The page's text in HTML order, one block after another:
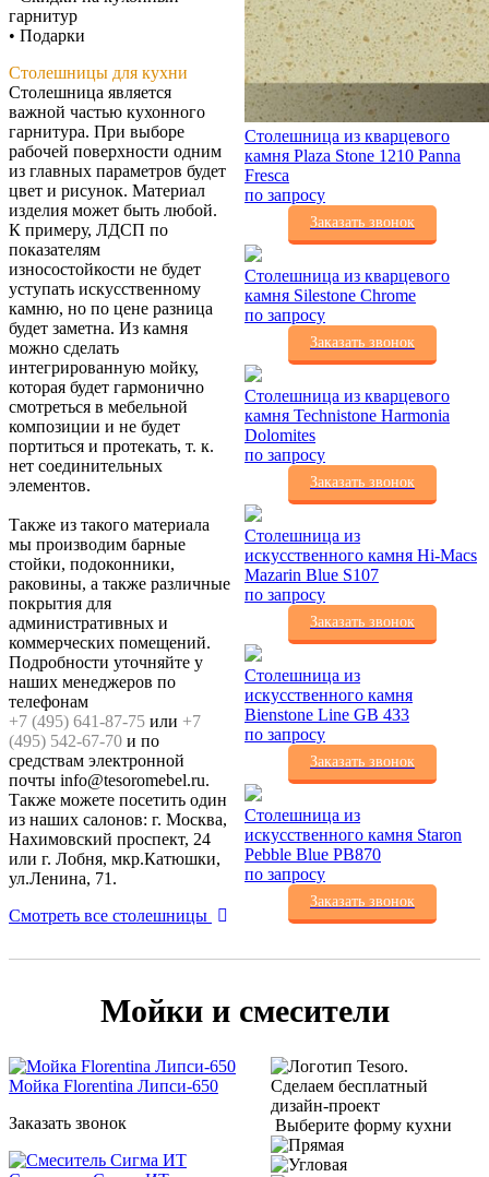
гарнитур
• Подарки
Столешницы для кухни
Столешница является
важной частью кухонного
гарнитура. При выборе
рабочей поверхности одним
из главных параметров будет
цвет и рисунок. Материал
изделия может быть любой.
К примеру, ЛДСП по
показателям
износостойкости не будет
уступать искусственному
камню, но по цене разница
будет заметна. Из камня
можно сделать
интегрированную мойку,
которая будет гармонично
смотреться в мебельной
композиции и не будет
портиться и протекать, т. к.
нет соединительных
элементов.
Также из такого материала
мы производим барные
стойки, подоконники,
раковины, а также различные
покрытия для
административных и
коммерческих помещений.
Подробности уточняйте у
наших менеджеров по
телефонам
+7 (495) 641-87-75 или +7
(495) 542-67-70 и по
средствам электронной
почты info@tesoromebel.ru.
Также можете посетить один
из наших салонов: г. Москва,
Нахимовский проспект, 24
или г. Лобня, мкр.Катюшки,
ул.Ленина, 71.
Смотреть все столешницы
Столешница из кварцевого
камня Plaza Stone 1210 Panna
Fresca
по запросу
Заказать звонок
Столешница из кварцевого
камня Silestone Chrome
по запросу
Заказать звонок
Столешница из кварцевого
камня Technistone Harmonia
Dolomites
по запросу
Заказать звонок
Столешница из
искусственного камня Hi-Macs
Mazarin Blue S107
по запросу
Заказать звонок
Столешница из
искусственного камня
Bienstone Line GB 433
по запросу
Заказать звонок
Столешница из
искусственного камня Staron
Pebble Blue PB870
по запросу
Заказать звонок
Мойки и смесители
Мойка Florentina Липси-650
Заказать звонок
Сделаем бесплатный
дизайн-проект
Выберите форму кухни